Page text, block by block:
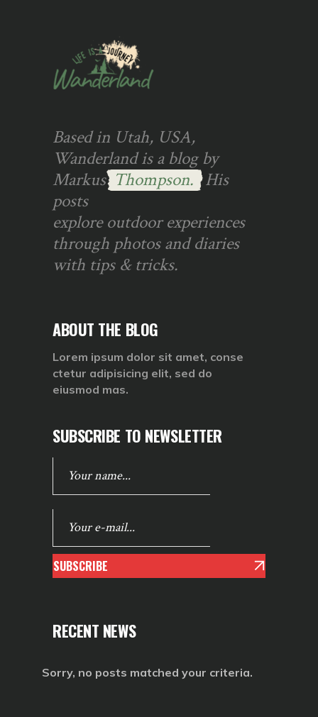
Based in Utah, USA,
Wanderland is a blog by
Markus Thompson. His
posts
explore outdoor experiences
through photos and diaries
with tips & tricks.
ABOUT THE BLOG
Lorem ipsum dolor sit amet, conse
ctetur adipisicing elit, sed do
eiusmod mas.
SUBSCRIBE TO NEWSLETTER
SUBSCRIBE
RECENT NEWS
Sorry, no posts matched your criteria.